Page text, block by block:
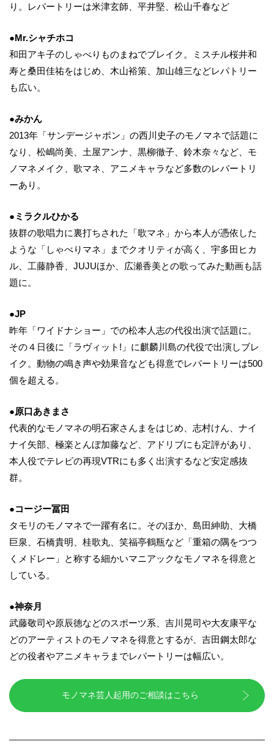
り。レパートリーは米津玄師、平井堅、松山千春など
●Mr.シャチホコ
和田アキ子のしゃべりものまねでブレイク。ミスチル桜井和
寿と桑田佳祐をはじめ、木山裕策、加山雄三などレパトリー
も広い。
●みかん
2013年「サンデージャポン」の西川史子のモノマネで話題に
なり、松嶋尚美、土屋アンナ、黒柳徹子、鈴木奈々など、モ
ノマネメイク、歌マネ、アニメキャラなど多数のレパートリ
ーあり。
●ミラクルひかる
抜群の歌唱力に裏打ちされた「歌マネ」から本人が憑依した
ような「しゃべりマネ」までクオリティが高く、宇多田ヒカ
ル、工藤静香、JUJUほか、広瀬香美との歌ってみた動画も話
題に。
●JP
昨年「ワイドナショー」での松本人志の代役出演で話題に。
その４日後に「ラヴィット!」に麒麟川島の代役で出演しブレ
イク。動物の鳴き声や効果音なども得意でレパートリーは500
個を超える。
●原口あきまさ
代表的なモノマネの明石家さんまをはじめ、志村けん、ナイ
ナイ矢部、極楽とんぼ加藤など、アドリブにも定評があり、
本人役でテレビの再現VTRにも多く出演するなど安定感抜
群。
●コージー冨田
タモリのモノマネで一躍有名に。そのほか、島田紳助、大橋
巨泉、石橋貴明、桂歌丸、笑福亭鶴瓶など「重箱の隅をつつ
くメドレー」と称する細かいマニアックなモノマネを得意と
している。
●神奈月
武藤敬司や原辰徳などのスポーツ系、吉川晃司や大友康平な
どのアーティストのモノマネを得意とするが、吉田鋼太郎な
どの役者やアニメキャラまでレパートリーは幅広い。
モノマネ芸人起用のご相談はこちら